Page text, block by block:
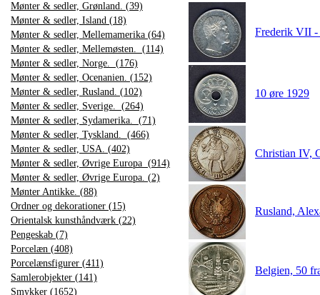
Mønter & sedler, Grønland. (39)
Mønter & sedler, Island (18)
Mønter & sedler, Mellemamerika (64)
Mønter & sedler, Mellemøsten. (114)
Mønter & sedler, Norge. (176)
Mønter & sedler, Ocenanien. (152)
Mønter & sedler, Rusland. (102)
Mønter & sedler, Sverige. (264)
Mønter & sedler, Sydamerika. (71)
Mønter & sedler, Tyskland. (466)
Mønter & sedler, USA. (402)
Mønter & sedler, Øvrige Europa (914)
Mønter & sedler, Øvrige Europa. (2)
Mønter Antikke. (88)
Ordner og dekorationer (15)
Orientalsk kunsthåndværk (22)
Pengeskab (7)
Porcelæn (408)
Porcelænsfigurer (411)
Samlerobjekter (141)
Smykker (1652)
Frederik VII -
10 øre 1929
Christian IV,
Rusland,
Belgien, 50